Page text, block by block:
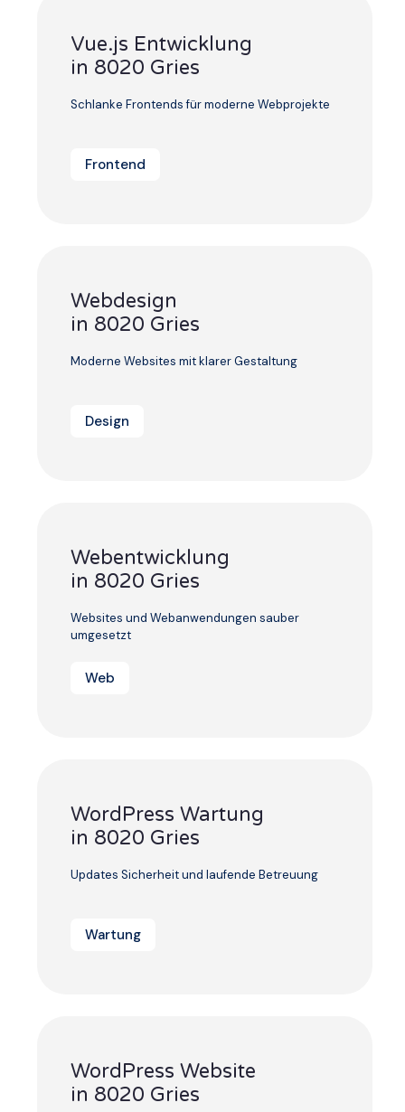
Vue.js Entwicklung
in 8020 Gries
Schlanke Frontends für moderne Webprojekte
Frontend
Webdesign
in 8020 Gries
Moderne Websites mit klarer Gestaltung
Design
Webentwicklung
in 8020 Gries
Websites und Webanwendungen sauber
umgesetzt
Web
WordPress Wartung
in 8020 Gries
Updates Sicherheit und laufende Betreuung
Wartung
WordPress Website
in 8020 Gries